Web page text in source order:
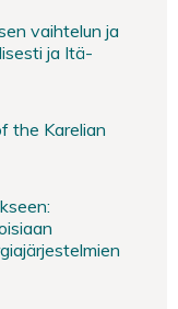
vaihtelun ja
ja Itä-
the Karelian